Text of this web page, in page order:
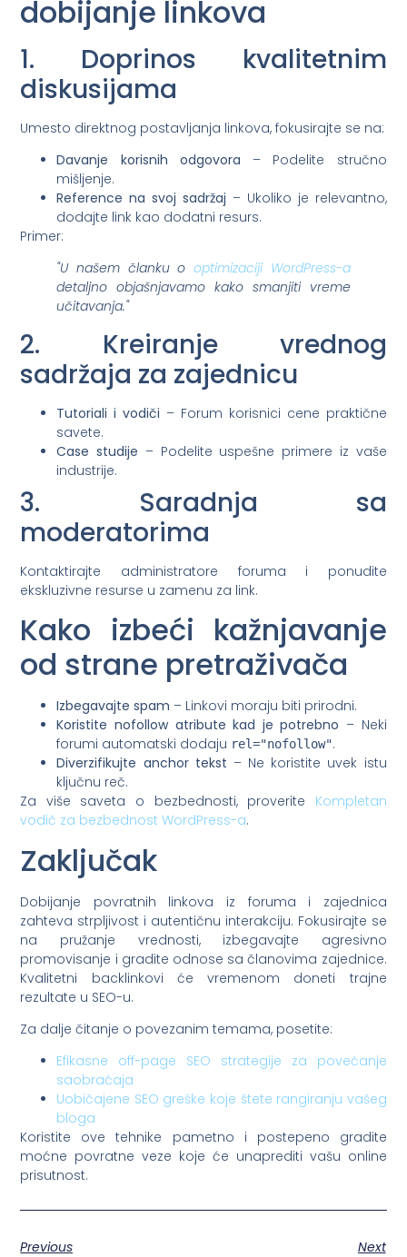
dobijanje linkova
1. Doprinos kvalitetnim
diskusijama
Umesto direktnog postavljanja linkova, fokusirajte se na:
Davanje korisnih odgovora – Podelite stručno
mišljenje.
Reference na svoj sadržaj – Ukoliko je relevantno,
dodajte link kao dodatni resurs.
Primer:
"U našem članku o optimizaciji WordPress-a
detaljno objašnjavamo kako smanjiti vreme
učitavanja."
2. Kreiranje vrednog
sadržaja za zajednicu
Tutoriali i vodiči – Forum korisnici cene praktične
savete.
Case studije – Podelite uspešne primere iz vaše
industrije.
3. Saradnja sa
moderatorima
Kontaktirajte administratore foruma i ponudite
ekskluzivne resurse u zamenu za link.
Kako izbeći kažnjavanje
od strane pretraživača
Izbegavajte spam – Linkovi moraju biti prirodni.
Koristite nofollow atribute kad je potrebno – Neki
forumi automatski dodaju rel="nofollow".
Diverzifikujte anchor tekst – Ne koristite uvek istu
ključnu reč.
Za više saveta o bezbednosti, proverite Kompletan
vodič za bezbednost WordPress-a.
Zaključak
Dobijanje povratnih linkova iz foruma i zajednica
zahteva strpljivost i autentičnu interakciju. Fokusirajte se
na pružanje vrednosti, izbegavajte agresivno
promovisanje i gradite odnose sa članovima zajednice.
Kvalitetni backlinkovi će vremenom doneti trajne
rezultate u SEO-u.
Za dalje čitanje o povezanim temama, posetite:
Efikasne off-page SEO strategije za povećanje
saobraćaja
Uobičajene SEO greške koje štete rangiranju vašeg
bloga
Koristite ove tehnike pametno i postepeno gradite
moćne povratne veze koje će unaprediti vašu online
prisutnost.
Previous
Next